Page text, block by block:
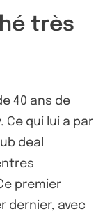
très
40 ans de
Ce qui lui a par
deal
premier
dernier, avec